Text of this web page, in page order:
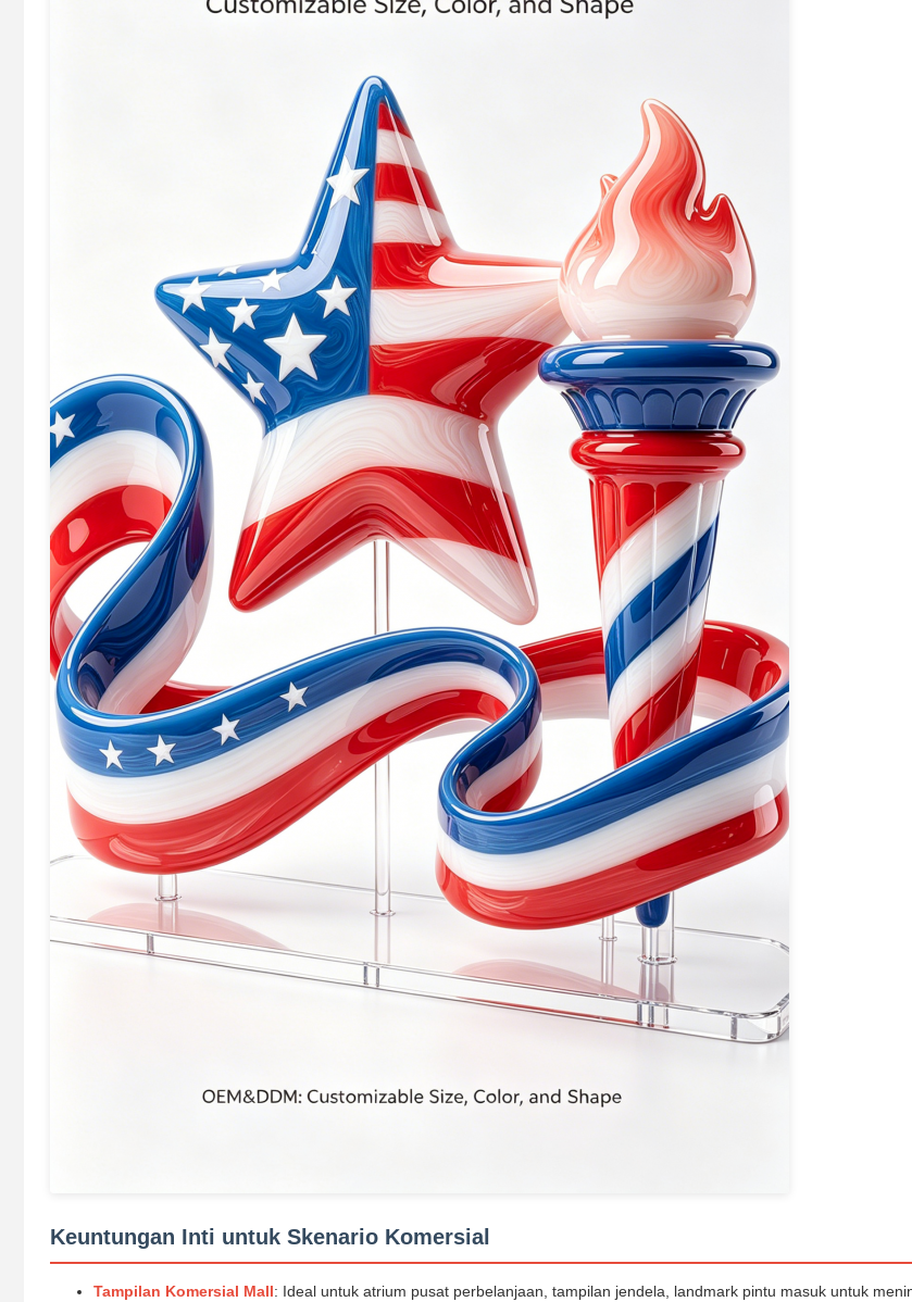
Keuntungan Inti untuk Skenario Komersial
Tampilan Komersial Mall: Ideal untuk atrium pusat perbelanjaan, tampilan jendela, landmark pintu masuk untuk